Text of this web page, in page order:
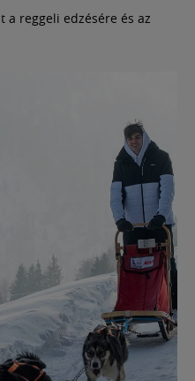
a reggeli edzésére és az